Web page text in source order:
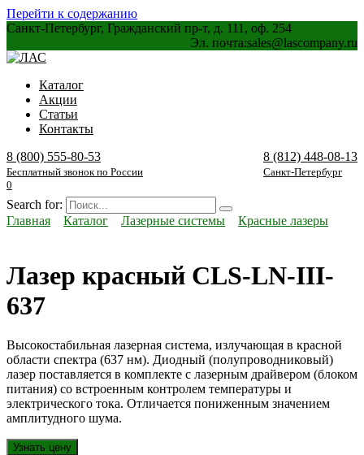
Перейти к содержанию
Санкт-Петербург, Гражданский пр-т, д. 111, оф. 254
Эл. почта:sales@lascompany.ru
Каталог
Акции
Статьи
Контакты
8 (800) 555-80-53
Бесплатный звонок по России
8 (812) 448-08-13
Санкт-Петербург
0
Search for:
Главная
Каталог Лазерные системы Красные лазеры
Лазер красный CLS-LN-III-
637
Высокостабильная лазерная система, излучающая в красной
области спектра (637 нм). Диодный (полупроводниковый)
лазер поставляется в комплекте с лазерным драйвером (блоком
питания) со встроенным контролем температуры и
электрического тока. Отличается пониженным значением
амплитудного шума.
Узнать цену